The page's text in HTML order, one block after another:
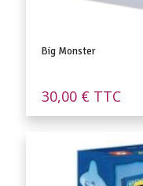
Big Monster
30,00 € TTC